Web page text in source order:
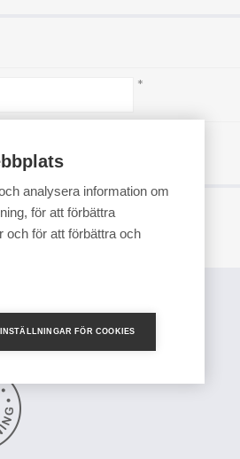
*
analysera information om
för att förbättra
och för att förbättra och
INSTÄLLNINGAR FÖR COOKIES